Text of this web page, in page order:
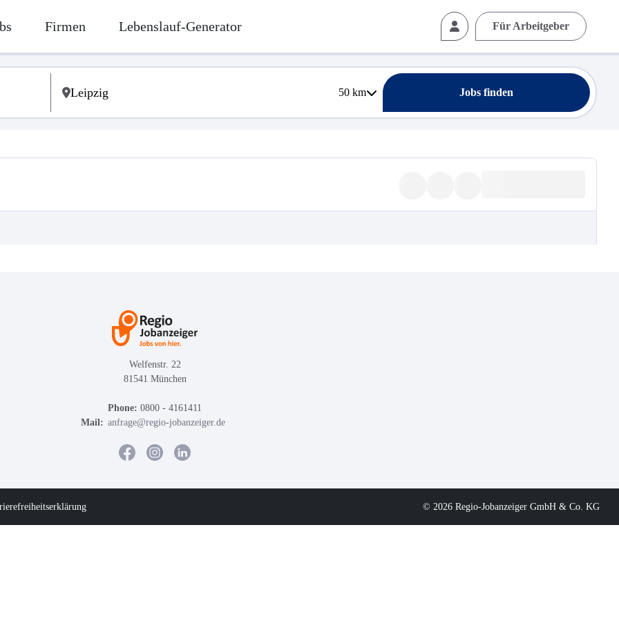
Firmen Lebenslauf-Generator Für Arbeitgeber
50km Jobs finden
Welfenstr. 22
81541 München
Phone: 0800 - 4161411
Mail: anfrage@regio-jobanzeiger.de
© 2026 Regio-Jobanzeiger GmbH & Co. KG